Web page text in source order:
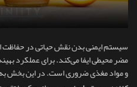
سیستم ایمنی بدن نقش حیاتی در حفاظت
مضر محیطی ایفا می‌کند. برای عملکرد
و مواد مغذی ضروری است. در این بخش